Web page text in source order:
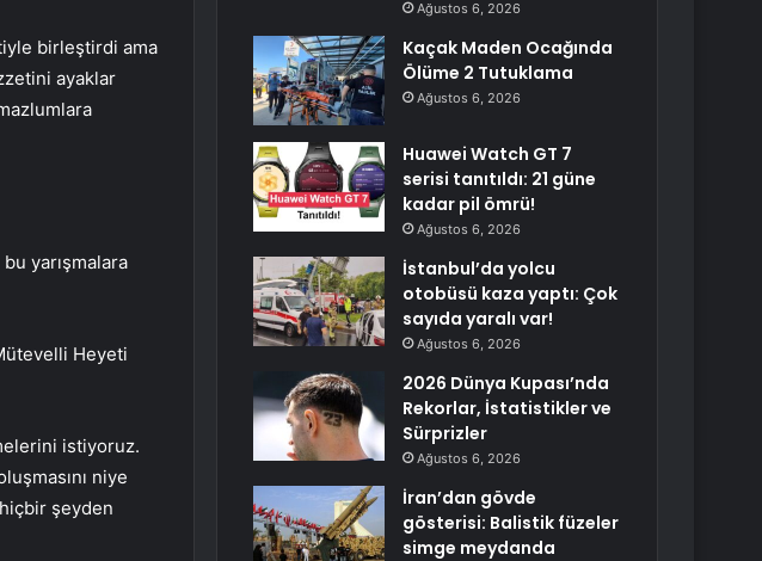
birleştirdi ama
ayaklar
yarışmalara
Heyeti
istiyoruz.
niye
şeyden
Ağustos 6, 2026
Kaçak Maden Ocağında
Ölüme 2 Tutuklama
Ağustos 6, 2026
Huawei Watch GT 7
serisi tanıtıldı: 21 güne
kadar pil ömrü!
Ağustos 6, 2026
İstanbul’da yolcu
otobüsü kaza yaptı: Çok
sayıda yaralı var!
Ağustos 6, 2026
2026 Dünya Kupası’nda
Rekorlar, İstatistikler ve
Sürprizler
Ağustos 6, 2026
İran’dan gövde
gösterisi: Balistik füzeler
simge meydanda